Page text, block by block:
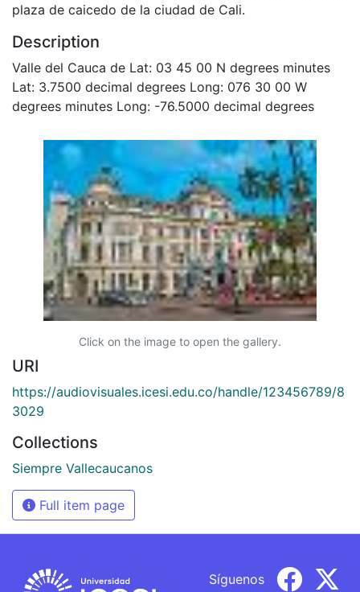
plaza de caicedo de la ciudad de Cali.
Description
Valle del Cauca de Lat: 03 45 00 N degrees minutes
Lat: 3.7500 decimal degrees Long: 076 30 00 W
degrees minutes Long: -76.5000 decimal degrees
Click on the image to open the gallery.
URI
https://audiovisuales.icesi.edu.co/handle/123456789/8
3029
Collections
Siempre Vallecaucanos
Full item page
Síguenos